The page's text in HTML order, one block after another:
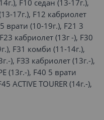
F10 седан (13-17г.),
17г.), F12 кабриолет
врати (10-19г.), F21 3
кабриолет (13г -), F30
F31 комби (11-14г.),
), FЗЗ кабриолет (13г.-),
(13г.-), F40 5 врати
ACTIVE TOURER (14г.-),